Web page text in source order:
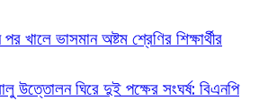
খালে ভাসমান অষ্টম শ্রেণির শিক্ষার্থীর
উত্তোলন ঘিরে দুই পক্ষের সংঘর্ষ: বিএনপি